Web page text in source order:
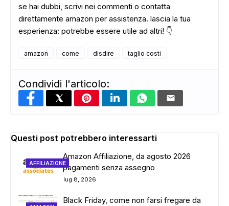
ADS
se hai dubbi, scrivi nei commenti o contatta
direttamente amazon per assistenza. lascia la tua
esperienza: potrebbe essere utile ad altri! 👇
amazon come disdire taglio costi
Condividi l'articolo:
Questi post potrebbero interessarti
AFFILIAZIONE
Amazon Affiliazione, da agosto 2026
pagamenti senza assegno
lug 8, 2026
Black Friday, come non farsi fregare da